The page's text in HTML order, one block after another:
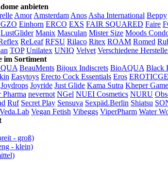
anbieten
Amor Amsterdam Anos Asha International Beppy
Einhorn ERCO EXS FAIR SQUARED Faire
LustGlider Manix Masculan Mister Size Moods
ReLeaf RFSU Rilaco Ritex ROAM Romed
TOP Unilatex UNIQ Velvet Verschiedene
im Sortiment
BeauMents Bijoux Indiscrets BioAQUA Black
Easytoys Erecto Cock Essentials Eros
Joydrops Joyride Just Glide Kama Sutra Kheper
nevernot NGel NUEI Cosmetics NURU
Ruf Secret Play Sensuva Sexpäd.Berlin Shiatsu
Veda.Lab Vegan Fetish Vibeggs ViperPharm Water
- groß)
- klein)